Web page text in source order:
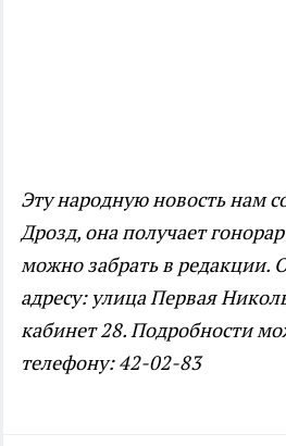
Эту народную новость нам
Дрозд, она получает
можно забрать в редакции.
адресу: улица Первая
кабинет 28. Подробности
телефону: 42-02-83